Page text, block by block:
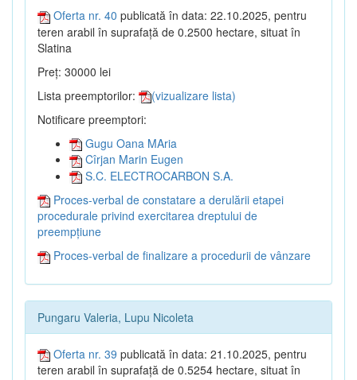
Oferta nr. 40 publicată în data: 22.10.2025, pentru
teren arabil în suprafață de 0.2500 hectare, situat în
Slatina
Preț: 30000 lei
Lista preemptorilor:
(vizualizare lista)
Notificare preemptori:
Gugu Oana MAria
Cîrjan Marin Eugen
S.C. ELECTROCARBON S.A.
Proces-verbal de constatare a derulării etapei
procedurale privind exercitarea dreptului de
preempțiune
Proces-verbal de finalizare a procedurii de vânzare
Pungaru Valeria, Lupu Nicoleta
Oferta nr. 39 publicată în data: 21.10.2025, pentru
teren arabil în suprafață de 0.5254 hectare, situat în